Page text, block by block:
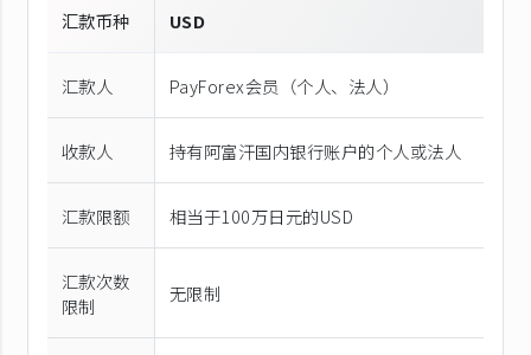
汇款币种 USD
汇款人 PayForex会员（个人、法人）
收款人 持有阿富汗国内银行账户的个人或法人
汇款限额 相当于100万日元的USD
汇款次数
限制
无限制